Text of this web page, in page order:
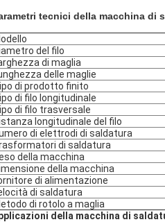
tecnici della macchina di
del filo
di maglia
delle maglie
di prodotto finito
di filo longitudinale
di filo trasversale
longitudinale del filo
di elettrodi di saldatura
di saldatura
della macchina
della macchina
di alimentazione
di saldatura
di rotolo a maglia
della macchina di